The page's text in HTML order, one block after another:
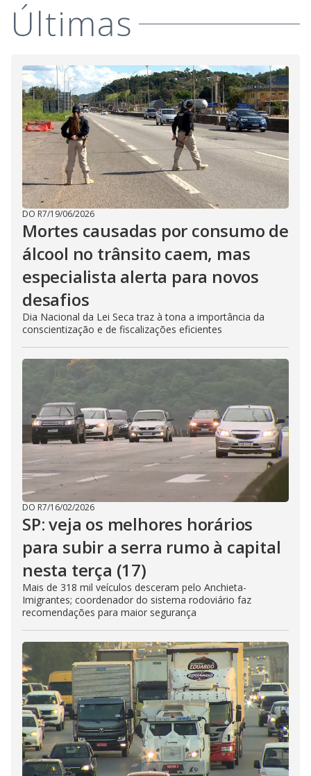
Últimas
DO R7/19/06/2026
Mortes causadas por consumo de
álcool no trânsito caem, mas
especialista alerta para novos
desafios
Dia Nacional da Lei Seca traz à tona a importância da
conscientização e de fiscalizações eficientes
DO R7/16/02/2026
SP: veja os melhores horários
para subir a serra rumo à capital
nesta terça (17)
Mais de 318 mil veículos desceram pelo Anchieta-
Imigrantes; coordenador do sistema rodoviário faz
recomendações para maior segurança